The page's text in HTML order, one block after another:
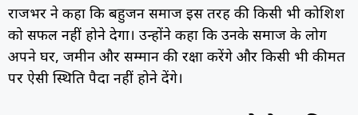
राजभर ने कहा कि बहुजन समाज इस तरह की किसी भी कोशिश
को सफल नहीं होने देगा। उन्होंने कहा कि उनके समाज के लोग
अपने घर, जमीन और सम्मान की रक्षा करेंगे और किसी भी कीमत
पर ऐसी स्थिति पैदा नहीं होने देंगे।